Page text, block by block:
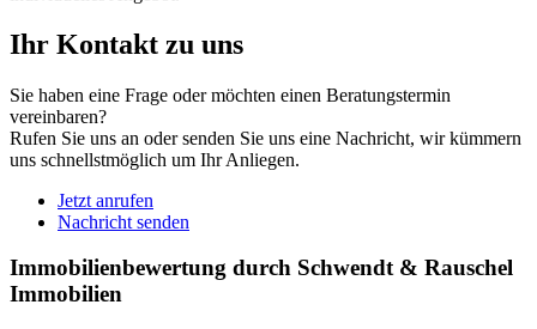
Ihr Kontakt zu uns
Sie haben eine Frage oder möchten einen Beratungstermin
vereinbaren?
Rufen Sie uns an oder senden Sie uns eine Nachricht, wir kümmern
uns schnellstmöglich um Ihr Anliegen.
Jetzt anrufen
Nachricht senden
Immobilienbewertung durch Schwendt & Rauschel
Immobilien